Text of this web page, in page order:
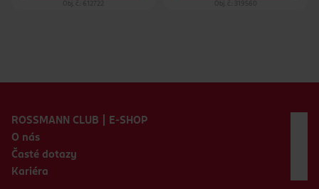
Obj. č.: 612722 Obj. č.: 319560
ROSSMANN CLUB | E-SHOP
O nás
Časté dotazy
Kariéra